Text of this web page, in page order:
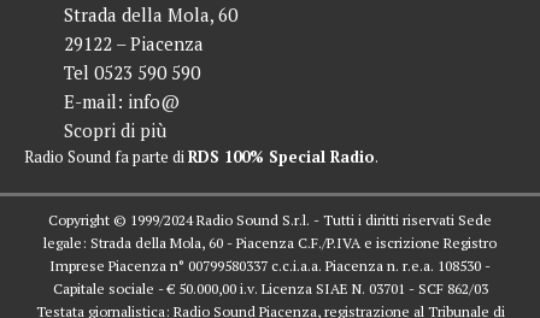
Strada della Mola, 60
29122 – Piacenza
Tel 0523 590 590
E-mail: info@
Scopri di più
Radio Sound fa parte diRDS 100% Special Radio.
Copyright © 1999/2024 Radio Sound S.r.l. - Tutti i diritti riservati Sede
legale: Strada della Mola, 60 - Piacenza C.F./P.IVA e iscrizione Registro
Imprese Piacenza n° 00799580337 c.c.i.a.a. Piacenza n. r.e.a. 108530 -
Capitale sociale - € 50.000,00 i.v. Licenza SIAE N. 03701 - SCF 862/03
Testata giornalistica: Radio Sound Piacenza, registrazione al Tribunale di